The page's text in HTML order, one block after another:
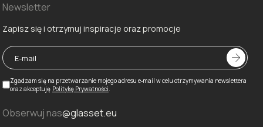
Newsletter
Zapisz się i otrzymuj inspiracje oraz promocje
Zgadzam się na przetwarzanie mojego adresu e‑mail w celu otrzymywania newslettera
oraz akceptuję Politykę Prywatności.
Obserwuj nas@glasset.eu